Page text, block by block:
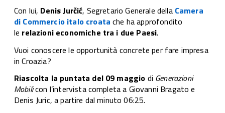
Con lui, Denis Jurčić, Segretario Generale della Camera
di Commercio italo croata che ha approfondito
le relazioni economiche tra i due Paesi.
Vuoi conoscere le opportunità concrete per fare impresa
in Croazia?
Riascolta la puntata del 09 maggio di Generazioni
Mobilicon l’intervista completa a Giovanni Bragato e
Denis Juric, a partire dal minuto 06:25.